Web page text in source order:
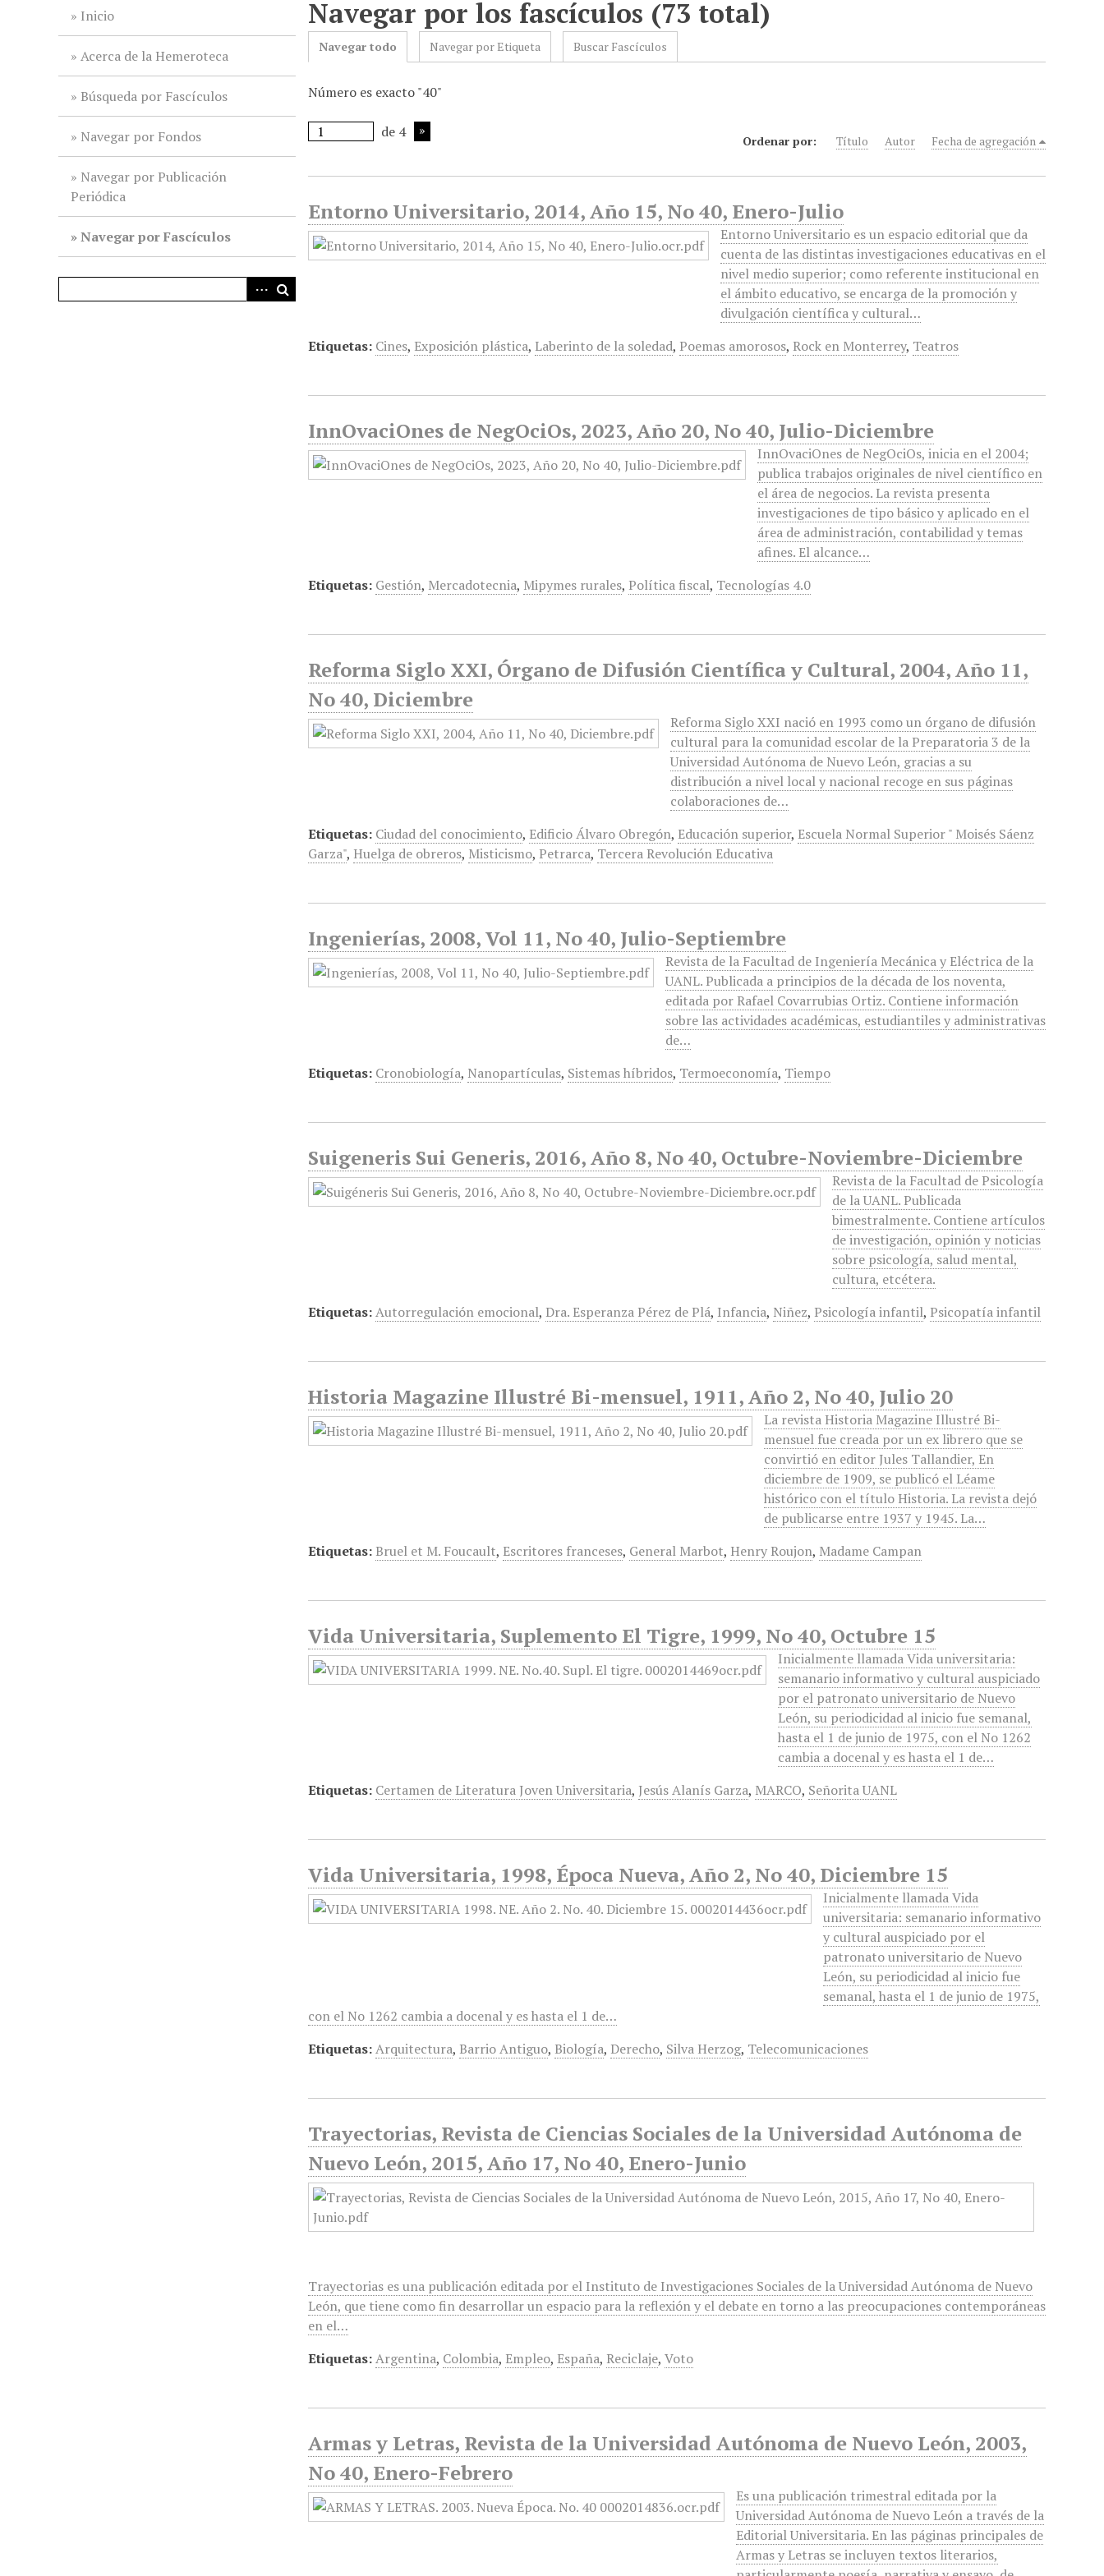
Inicio
Acerca de la Hemeroteca
Búsqueda por Fascículos
Navegar por Fondos
Navegar por Publicación
Periódica
Navegar por Fascículos
Navegar por los fascículos (73 total)
Navegar todo Navegar por Etiqueta Buscar Fascículos
Número es exacto "40"
de 4
Ordenar por: Título Autor Fecha de agregación
Entorno Universitario, 2014, Año 15, No 40, Enero-Julio
Entorno Universitario es un espacio editorial que da
cuenta de las distintas investigaciones educativas en el
nivel medio superior; como referente institucional en
el ámbito educativo, se encarga de la promoción y
divulgación científica y cultural…
Etiquetas: Cines, Exposición plástica, Laberinto de la soledad, Poemas amorosos, Rock en Monterrey, Teatros
InnOvaciOnes de NegOciOs, 2023, Año 20, No 40, Julio-Diciembre
InnOvaciOnes de NegOciOs, inicia en el 2004;
publica trabajos originales de nivel científico en
el área de negocios. La revista presenta
investigaciones de tipo básico y aplicado en el
área de administración, contabilidad y temas
afines. El alcance…
Etiquetas: Gestión, Mercadotecnia, Mipymes rurales, Política fiscal, Tecnologías 4.0
Reforma Siglo XXI, Órgano de Difusión Científica y Cultural, 2004, Año 11,
No 40, Diciembre
Reforma Siglo XXI nació en 1993 como un órgano de difusión
cultural para la comunidad escolar de la Preparatoria 3 de la
Universidad Autónoma de Nuevo León, gracias a su
distribución a nivel local y nacional recoge en sus páginas
colaboraciones de…
Etiquetas: Ciudad del conocimiento, Edificio Álvaro Obregón, Educación superior, Escuela Normal Superior " Moisés Sáenz
Garza", Huelga de obreros, Misticismo, Petrarca, Tercera Revolución Educativa
Ingenierías, 2008, Vol 11, No 40, Julio-Septiembre
Revista de la Facultad de Ingeniería Mecánica y Eléctrica de la
UANL. Publicada a principios de la década de los noventa,
editada por Rafael Covarrubias Ortiz. Contiene información
sobre las actividades académicas, estudiantiles y administrativas
de…
Etiquetas: Cronobiología, Nanopartículas, Sistemas híbridos, Termoeconomía, Tiempo
Suigeneris Sui Generis, 2016, Año 8, No 40, Octubre-Noviembre-Diciembre
Revista de la Facultad de Psicología
de la UANL. Publicada
bimestralmente. Contiene artículos
de investigación, opinión y noticias
sobre psicología, salud mental,
cultura, etcétera.
Etiquetas:Autorregulación emocional, Dra. Esperanza Pérez de Plá, Infancia, Niñez, Psicología infantil, Psicopatía infantil
Historia Magazine Illustré Bi-mensuel, 1911, Año 2, No 40, Julio 20
La revista Historia Magazine Illustré Bi-
mensuel fue creada por un ex librero que se
convirtió en editor Jules Tallandier, En
diciembre de 1909, se publicó el Léame
histórico con el título Historia. La revista dejó
de publicarse entre 1937 y 1945. La…
Etiquetas: Bruel et M. Foucault, Escritores franceses, General Marbot, Henry Roujon, Madame Campan
Vida Universitaria, Suplemento El Tigre, 1999, No 40, Octubre 15
Inicialmente llamada Vida universitaria:
semanario informativo y cultural auspiciado
por el patronato universitario de Nuevo
León, su periodicidad al inicio fue semanal,
hasta el 1 de junio de 1975, con el No 1262
cambia a docenal y es hasta el 1 de…
Etiquetas: Certamen de Literatura Joven Universitaria, Jesús Alanís Garza, MARCO, Señorita UANL
Vida Universitaria, 1998, Época Nueva, Año 2, No 40, Diciembre 15
Inicialmente llamada Vida
universitaria: semanario informativo
y cultural auspiciado por el
patronato universitario de Nuevo
León, su periodicidad al inicio fue
semanal, hasta el 1 de junio de 1975,
con el No 1262 cambia a docenal y es hasta el 1 de…
Etiquetas:Arquitectura, Barrio Antiguo, Biología, Derecho, Silva Herzog, Telecomunicaciones
Trayectorias, Revista de Ciencias Sociales de la Universidad Autónoma de
Nuevo León, 2015, Año 17, No 40, Enero-Junio
Trayectorias es una publicación editada por el Instituto de Investigaciones Sociales de la Universidad Autónoma de Nuevo
León, que tiene como fin desarrollar un espacio para la reflexión y el debate en torno a las preocupaciones contemporáneas
en el…
Etiquetas:Argentina, Colombia, Empleo, España, Reciclaje,Voto
Armas y Letras, Revista de la Universidad Autónoma de Nuevo León, 2003,
No 40, Enero-Febrero
Es una publicación trimestral editada por la
Universidad Autónoma de Nuevo León a través de la
Editorial Universitaria. En las páginas principales de
Armas y Letras se incluyen textos literarios,